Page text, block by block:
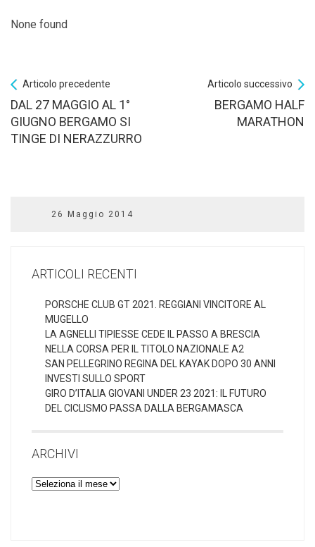
None found
Articolo precedente
DAL 27 MAGGIO AL 1°
GIUGNO BERGAMO SI
TINGE DI NERAZZURRO
Articolo successivo
BERGAMO HALF
MARATHON
26 Maggio 2014
ARTICOLI RECENTI
PORSCHE CLUB GT 2021. REGGIANI VINCITORE AL
MUGELLO
LA AGNELLI TIPIESSE CEDE IL PASSO A BRESCIA
NELLA CORSA PER IL TITOLO NAZIONALE A2
SAN PELLEGRINO REGINA DEL KAYAK DOPO 30 ANNI
INVESTI SULLO SPORT
GIRO D’ITALIA GIOVANI UNDER 23 2021: IL FUTURO
DEL CICLISMO PASSA DALLA BERGAMASCA
ARCHIVI
Archivi